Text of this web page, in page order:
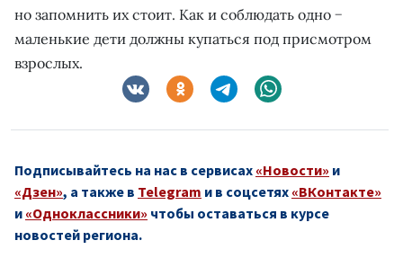
но запомнить их стоит. Как и соблюдать одно −
маленькие дети должны купаться под присмотром
взрослых.
Подписывайтесь на нас в сервисах «Новости» и
«Дзен», а также в Telegram и в соцсетях «ВКонтакте»
и «Одноклассники» чтобы оставаться в курсе
новостей региона.